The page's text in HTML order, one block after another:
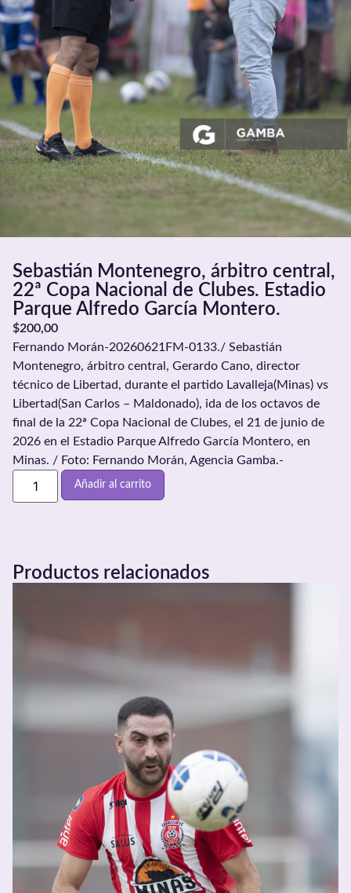
Sebastián Montenegro, árbitro central,
22ª Copa Nacional de Clubes. Estadio
Parque Alfredo García Montero.
$200,00
Fernando Morán-20260621FM-0133./ Sebastián
Montenegro, árbitro central, Gerardo Cano, director
técnico de Libertad, durante el partido Lavalleja(Minas) vs
Libertad(San Carlos – Maldonado), ida de los octavos de
final de la 22ª Copa Nacional de Clubes, el 21 de junio de
2026 en el Estadio Parque Alfredo García Montero, en
Minas. / Foto: Fernando Morán, Agencia Gamba.-
Añadir al carrito
Productos relacionados